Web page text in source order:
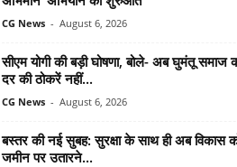
CG News - August 6, 2026
सीएम योगी की बड़ी घोषणा, बोले- अब घुमंतू समाज
दर की ठोकरें नहीं...
CG News - August 6, 2026
बस्तर की नई सुबह: सुरक्षा के साथ ही अब विकास
जमीन पर उतारने...